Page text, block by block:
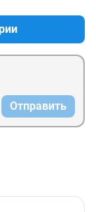
Отправить